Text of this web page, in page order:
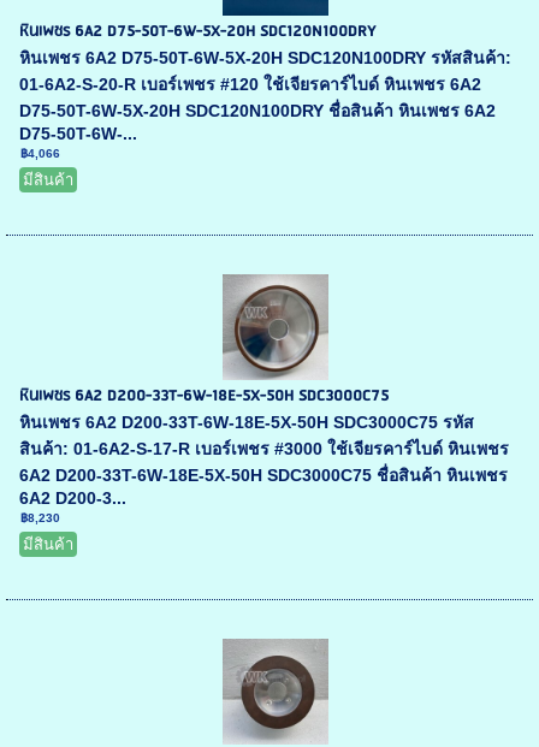
หินเพชร 6A2 D75-50T-6W-5X-20H SDC120N100DRY
หินเพชร 6A2 D75-50T-6W-5X-20H SDC120N100DRY รหัสสินค้า:
01-6A2-S-20-R เบอร์เพชร #120 ใช้เจียรคาร์ไบด์ หินเพชร 6A2
D75-50T-6W-5X-20H SDC120N100DRY ชื่อสินค้า หินเพชร 6A2
D75-50T-6W-...
฿4,066
มีสินค้า
หินเพชร 6A2 D200-33T-6W-18E-5X-50H SDC3000C75
หินเพชร 6A2 D200-33T-6W-18E-5X-50H SDC3000C75 รหัส
สินค้า: 01-6A2-S-17-R เบอร์เพชร #3000 ใช้เจียรคาร์ไบด์ หินเพชร
6A2 D200-33T-6W-18E-5X-50H SDC3000C75 ชื่อสินค้า หินเพชร
6A2 D200-3...
฿8,230
มีสินค้า